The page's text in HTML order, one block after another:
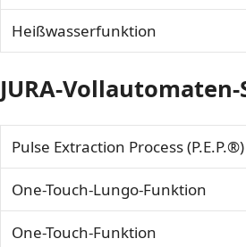
Heißwasserfunktion
JURA-
Pulse Extraction Process (P.E.P.®)
One-Touch-Lungo-Funktion
One-Touch-Funktion